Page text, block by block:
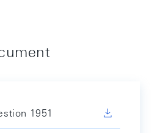
1951